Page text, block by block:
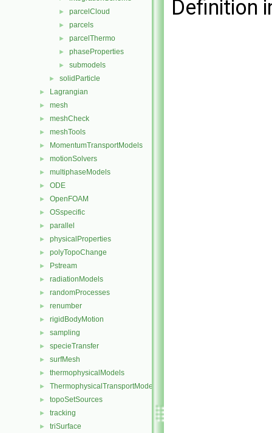
► parcelCloud
► parcels
► parcelThermo
► phaseProperties
► submodels
► solidParticle
► Lagrangian
► mesh
► meshCheck
► meshTools
► MomentumTransportModels
► motionSolvers
► multiphaseModels
► ODE
► OpenFOAM
► OSspecific
► parallel
► physicalProperties
► polyTopoChange
► Pstream
► radiationModels
► randomProcesses
► renumber
► rigidBodyMotion
► sampling
► specieTransfer
► surfMesh
► thermophysicalModels
► ThermophysicalTransportModels
► topoSetSources
► tracking
► triSurface
Definition